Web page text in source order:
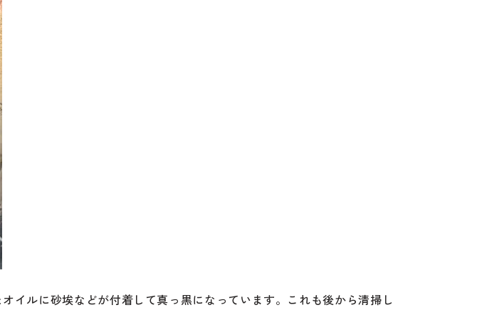
イルに砂埃などが付着して真っ黒になっています。これも後から清掃し